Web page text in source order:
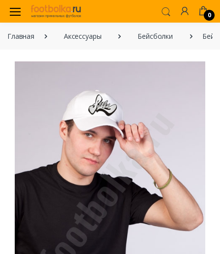
0
Главная Аксессуары Бейсболки